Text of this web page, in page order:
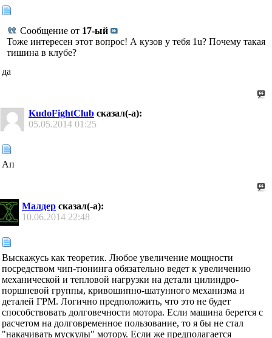
Сообщение от 17-ый
Тоже интересен этот вопрос! А кузов у тебя 1u? Почему такая
тишина в клубе?
да
KudoFightClub сказал(-а):
05.05.2014 01:25
Ап
Малдер сказал(-а):
10.06.2014 22:48
Выскажусь как теоретик. Любое увеличение мощности
посредством чип-тюнинга обязательно ведет к увеличению
механической и тепловой нагрузки на детали цилиндро-
поршневой группы, кривошипно-шатунного механизма и
деталей ГРМ. Логично предположить, что это не будет
способствовать долговечности мотора. Если машина берется с
расчетом на долговременное пользование, то я бы не стал
"накачивать мускулы" мотору. Если же предполагается